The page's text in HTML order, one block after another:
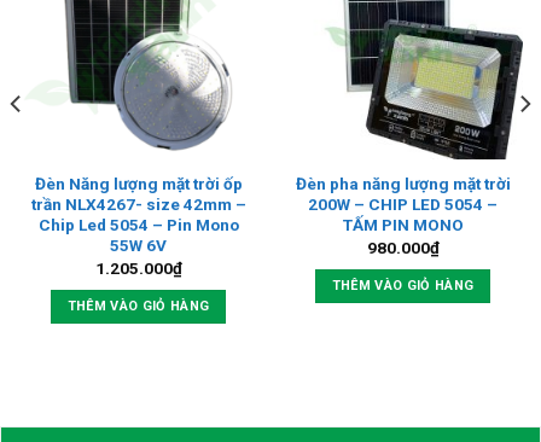
Đèn Năng lượng mặt trời ốp
trần NLX4267- size 42mm –
Chip Led 5054 – Pin Mono
55W 6V
1.205.000₫
THÊM VÀO GIỎ HÀNG
Đèn pha năng lượng mặt trời
200W – CHIP LED 5054 –
TẤM PIN MONO
980.000₫
THÊM VÀO GIỎ HÀNG